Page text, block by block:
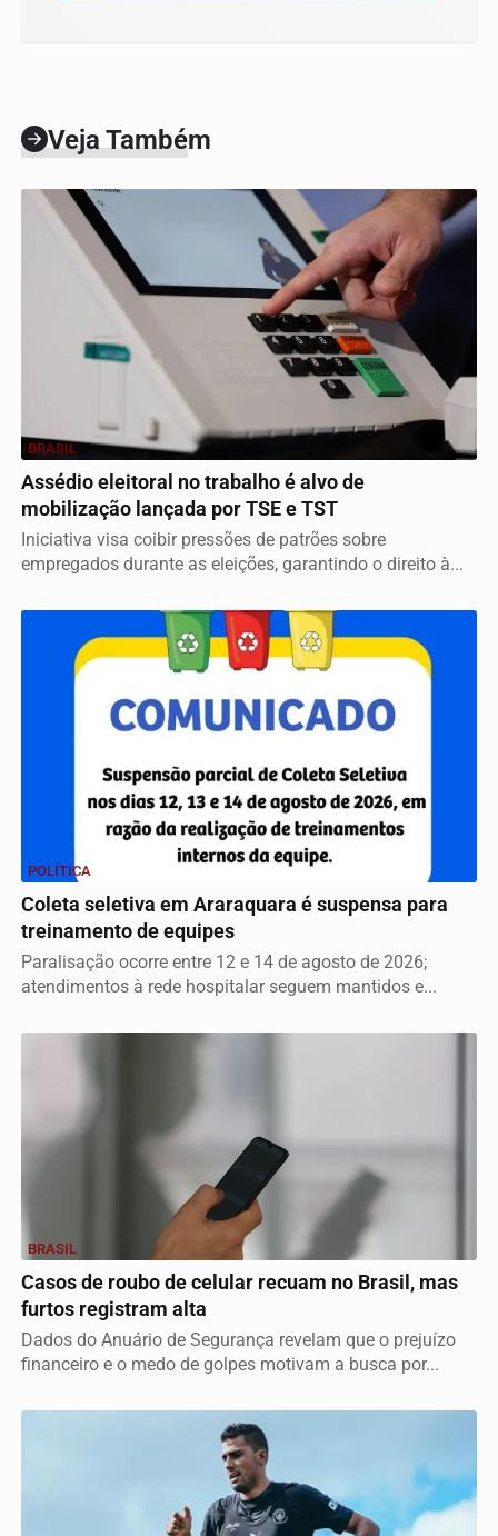
Veja Também
BRASIL
Assédio eleitoral no trabalho é alvo de
mobilização lançada por TSE e TST
Iniciativa visa coibir pressões de patrões sobre
empregados durante as eleições, garantindo o direito à...
POLÍTICA
Coleta seletiva em Araraquara é suspensa para
treinamento de equipes
Paralisação ocorre entre 12 e 14 de agosto de 2026;
atendimentos à rede hospitalar seguem mantidos e...
BRASIL
Casos de roubo de celular recuam no Brasil, mas
furtos registram alta
Dados do Anuário de Segurança revelam que o prejuízo
financeiro e o medo de golpes motivam a busca por...